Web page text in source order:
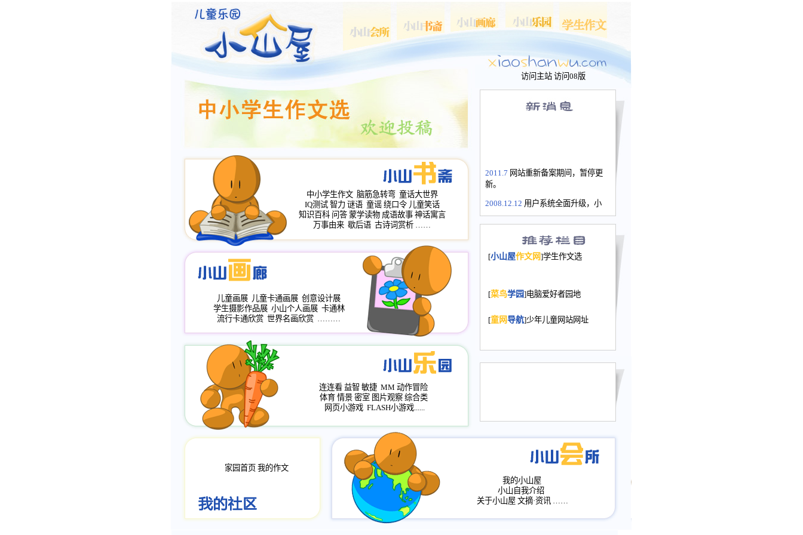
访问主站 访问08版
2011.7 网站重新备案期间，暂停更
新。
2008.12.12 用户系统全面升级，小
长会、家园网－个人空间，用户一
次注册全部通行。
2008.12.12家园网正式运行，域
年，2009版提前启用，小山屋全面
小山画廊均增加多个新栏目。。
评分、顶功能，作文宝典改版。
[小山屋作文网]学生作文选
[菜鸟学园]电脑爱好者园地
[童网导航]少年儿童网站网址
中小学生作文 脑筋急转弯 童话大世界
IQ测试 智力 谜语 童谣 绕口令 儿童笑话
知识百科 问答 蒙学读物 成语故事 神话寓言
万事由来 歇后语 古诗词赏析 ……
儿童画展 儿童卡通画展 创意设计展
学生摄影作品展 小山个人画展 卡通林
流行卡通欣赏 世界名画欣赏 ………
连连看 益智 敏捷 MM 动作冒险
体育 情景 密室 图片观察 综合类
网页小游戏 FLASH小游戏......
家园首页 我的作文
我的小山屋
小山自我介绍
关于小山屋 文摘·资讯 ……